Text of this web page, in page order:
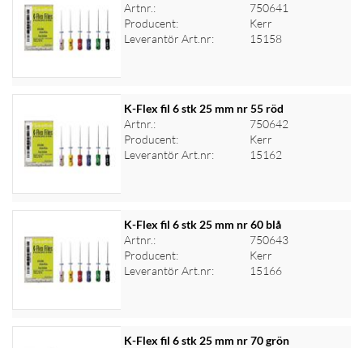
Logga in för priser
Artnr.:
750641
Producent:
Kerr
Leverantör Art.nr:
15158
Logga in för priser
K-Flex fil 6 stk 25 mm nr 55 röd
Artnr.:
750642
Producent:
Kerr
Leverantör Art.nr:
15162
Logga in för priser
K-Flex fil 6 stk 25 mm nr 60 blå
Artnr.:
750643
Producent:
Kerr
Leverantör Art.nr:
15166
K-Flex fil 6 stk 25 mm nr 70 grön